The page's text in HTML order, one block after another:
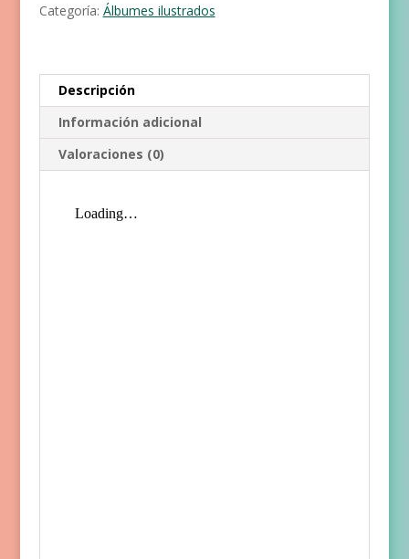
Categoría: Álbumes ilustrados
Descripción
Información adicional
Valoraciones (0)